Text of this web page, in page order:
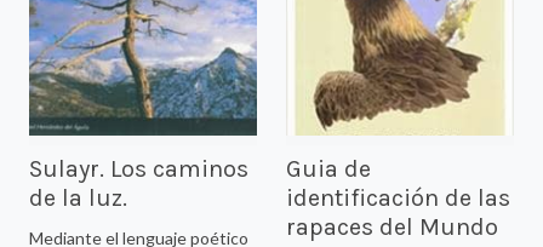
Sulayr. Los caminos
de la luz.
Mediante el lenguaje poético
Guia de
identificación de las
rapaces del Mundo